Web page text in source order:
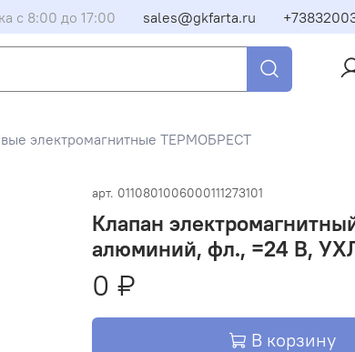
с 8:00 до 17:00 sales@gkfarta.ru
электромагнитные ТЕРМОБРЕСТ
арт. 0110801006000111273101
Клапан
алюминий, фл., =24 В,
0 ₽
В корзину